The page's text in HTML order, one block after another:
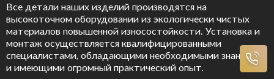
Все детали наших изделий производятся на
высокоточном оборудовании из экологически чистых
материалов повышенной износостойкости. Установка и
монтаж осуществляется квалифицированными
специалистами, обладающими необходимыми знаниями
и имеющими огромный практический опыт.